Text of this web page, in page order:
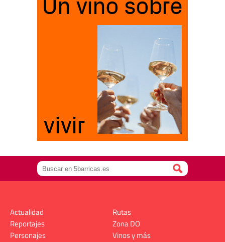
Actualidad
Reportajes
Personajes
Rutas
Zona DO
Vinos y más